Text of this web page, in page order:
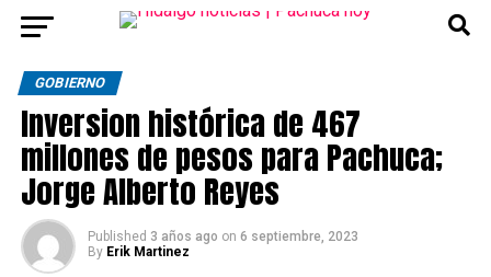
GOBIERNO
Inversion histórica de 467
millones de pesos para Pachuca;
Jorge Alberto Reyes
Published 3 años ago on 6 septiembre, 2023
By Erik Martinez